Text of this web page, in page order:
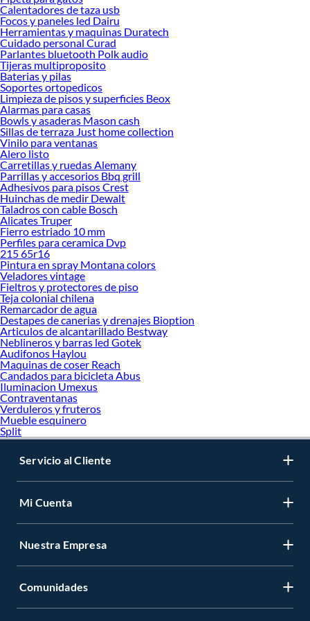
tus ideas realidad. ¡Visítanos y encuentra todo lo que tenemos para ofrecerte en
Herramientas Mecánicas para autos!
Explora la variedad de productos de Herramientas Mecánicas para
autos en Sodimac
Herramientas, materiales y accesorios de calidad para tus proyectos y
renovación de espacios. ¡Visítanos y descubre todo lo que tenemos para
ofrecerte!
Encuentra una amplia variedad de productos de Herramientas Mecánicas para
autos en Sodimac. Encuentra todo lo necesario para tus proyectos de
renovación y decoración. ¡Visítanos y haz tus ideas realidad!
Calentadores de taza usb
Focos y paneles led Dairu
Herramientas y maquinas Duratech
Cuidado personal Curad
Parlantes bluetooth Polk audio
Tijeras multiproposito
Baterias y pilas
Soportes ortopedicos
Limpieza de pisos y superficies Beox
Alarmas para casas
Bowls y asaderas Mason cash
Sillas de terraza Just home collection
Vinilo para ventanas
Alero listo
Carretillas y ruedas Alemany
Parrillas y accesorios Bbq grill
Adhesivos para pisos Crest
Huinchas de medir Dewalt
Taladros con cable Bosch
Alicates Truper
Fierro estriado 10 mm
Perfiles para ceramica Dvp
215 65r16
Pintura en spray Montana colors
Veladores vintage
Fieltros y protectores de piso
Teja colonial chilena
Remarcador de agua
Destapes de canerias y drenajes Bioption
Articulos de alcantarillado Bestway
Neblineros y barras led Gotek
Audifonos Haylou
Maquinas de coser Reach
Candados para bicicleta Abus
Iluminacion Umexus
Contraventanas
Verduleros y fruteros
Mueble esquinero
Split
Servicio al Cliente
Mi Cuenta
Nuestra Empresa
Comunidades